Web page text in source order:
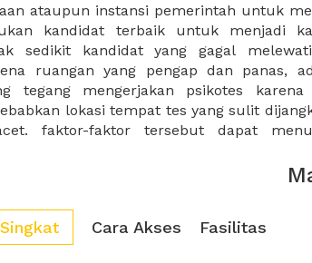
ataupun instansi pemerintah untuk
kandidat terbaik untuk menjadi
sedikit kandidat yang gagal
ruangan yang pengap dan panas,
tegang mengerjakan psikotes karena
lokasi tempat tes yang sulit
faktor-faktor tersebut dapat
anda perlu merencanakanyang
nya. Nah, anda dapat menggunakan
anda mempersiapkan ruangan
terbaik. ini akan memberikan
Cara Akses Fasilitas